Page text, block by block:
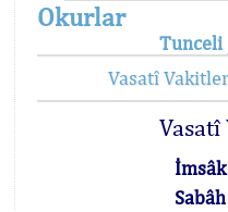
Okurlar
Vasatî Vakitler
İmsâk
Sabâh